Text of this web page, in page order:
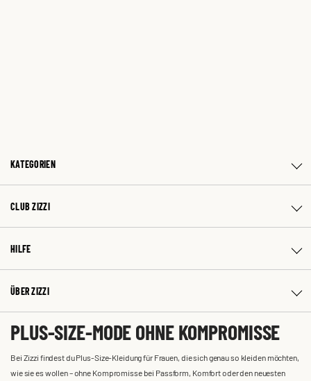
KATEGORIEN
CLUB ZIZZI
HILFE
ÜBER ZIZZI
PLUS-SIZE-MODE OHNE KOMPROMISSE
Bei Zizzi findest du Plus-Size-Kleidung für Frauen, die sich genau so kleiden möchten,
wie sie es wollen – ohne Kompromisse bei Passform, Komfort oder den neuesten